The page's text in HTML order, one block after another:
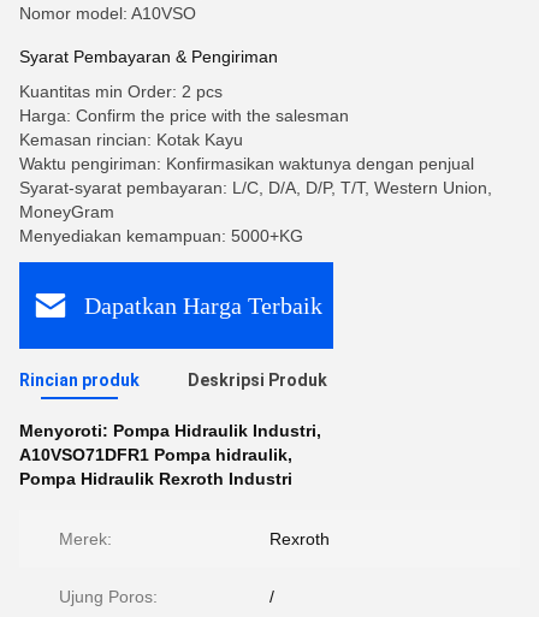
Nomor model: A10VSO
Syarat Pembayaran & Pengiriman
Kuantitas min Order: 2 pcs
Harga: Confirm the price with the salesman
Kemasan rincian: Kotak Kayu
Waktu pengiriman: Konfirmasikan waktunya dengan penjual
Syarat-syarat pembayaran: L/C, D/A, D/P, T/T, Western Union,
MoneyGram
Menyediakan kemampuan: 5000+KG
Dapatkan Harga Terbaik
Rincian produk Deskripsi Produk
Menyoroti: Pompa Hidraulik Industri,
A10VSO71DFR1 Pompa hidraulik,
Pompa Hidraulik Rexroth Industri
Merek: Rexroth
Ujung Poros: /